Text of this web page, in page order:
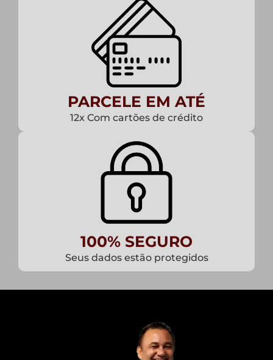
PARCELE EM ATÉ
12x Com cartões de crédito
100% SEGURO
Seus dados estão protegidos